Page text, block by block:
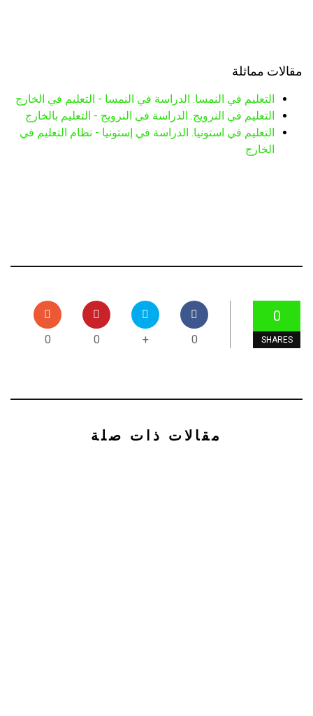
مقالات مماثلة
التعليم في النمسا. الدراسة في النمسا - التعليم في الخارج
التعليم في النرويج. الدراسة في النرويج - التعليم بالخارج
التعليم في استونيا. الدراسة في إستونيا - نظام التعليم في
الخارج
0
SHARES
0
+
0
0
مقالات ذات صلة